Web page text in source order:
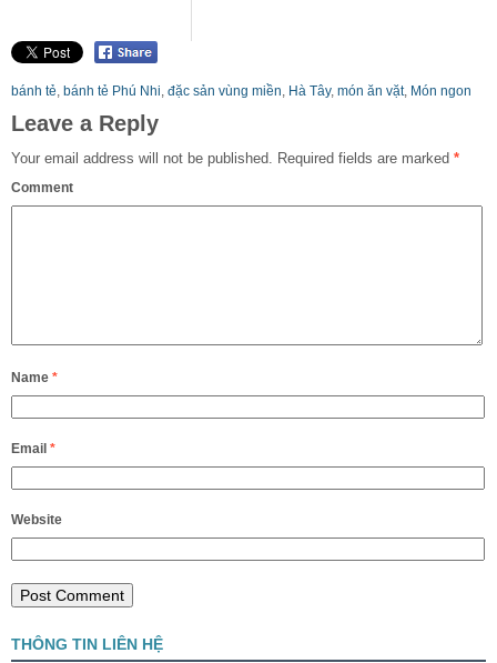
bánh tẻ, bánh tẻ Phú Nhi, đặc sản vùng miền, Hà Tây, món ăn vặt, Món ngon
Leave a Reply
Your email address will not be published. Required fields are marked *
Comment
Name *
Email *
Website
THÔNG TIN LIÊN HỆ